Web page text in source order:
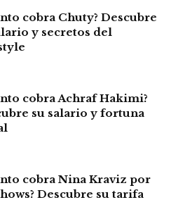
cobra Chuty? Descubre
y secretos del
cobra Achraf Hakimi?
su salario y fortuna
cobra Nina Kraviz por
Descubre su tarifa